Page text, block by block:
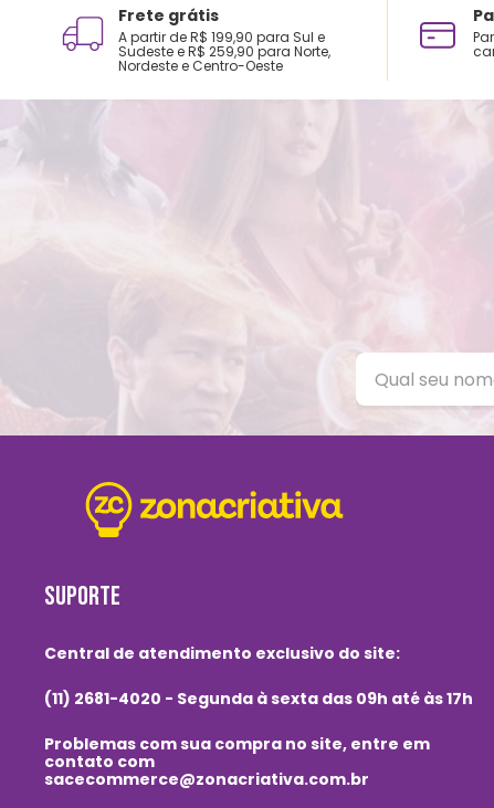
Frete grátis
A partir de R$ 199,90 para Sul e
Sudeste e R$ 259,90 para Norte,
Nordeste e Centro-Oeste
SUPORTE
Central de atendimento exclusivo do site:
(11) 2681-4020 - Segunda à sexta das 09h até às 17h
Problemas com sua compra no site, entre em
contato com
sacecommerce@zonacriativa.com.br